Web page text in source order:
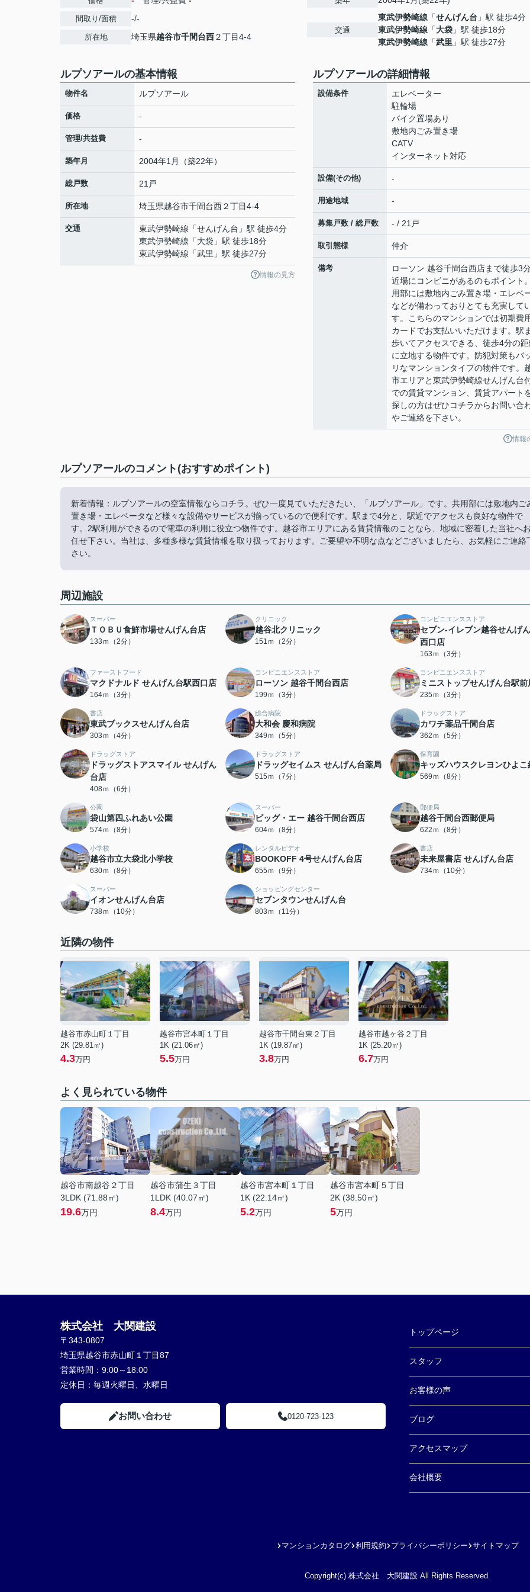
間取り/面積 -/-
所在地 埼玉県越谷市千間台西２丁目4-4
交通
東武伊勢崎線 「せんげん台 」駅 徒歩4分
東武伊勢崎線 「大袋 」駅 徒歩18分
東武伊勢崎線 「武里 」駅 徒歩27分
ルプソアールの基本情報
物件名 ルプソアール
価格 -
管理/共益費 -
築年月 2004年1月（築22年）
総戸数 21戸
所在地 埼玉県越谷市千間台西２丁目4-4
交通 東武伊勢崎線 「せんげん台 」駅 徒歩4分
東武伊勢崎線 「大袋 」駅 徒歩18分
東武伊勢崎線 「武里 」駅 徒歩27分
情報の見方
ルプソアールの詳細情報
設備条件
エレベーター
駐輪場
バイク置場あり
敷地内ごみ置き場
CATV
インターネット対応
設備(その他) -
用途地域 -
募集戸数 / 総戸数 - / 21戸
取引態様 仲介
備考
ローソン 越谷千間台西店まで徒歩3
近場にコンビニがあるのもポイント
用部には敷地内ごみ置き場・エレベ
などが備わっておりとても充実して
す。こちらのマンションでは初期費
カードでお支払いいただけます。駅
歩いてアクセスできる、徒歩4分の
に立地する物件です。防犯対策もバ
リなマンションタイプの物件です。
市エリアと東武伊勢崎線せんげん台
での賃貸マンション、賃貸アパート
探しの方はぜひコチラからお問い合
やご連絡を下さい。
情報
ルプソアールのコメント(おすすめポイント)
新着情報：ルプソアールの空室情報ならコチラ。ぜひ一度見ていただきたい、「ルプソアール」です。共用部には敷地内ご
置き場・エレベータなど様々な設備やサービスが揃っているので便利です。駅まで4分と、駅近でアクセスも良好な物件で
す。2駅利用ができるので電車の利用に役立つ物件です。越谷市エリアにある賃貸情報のことなら、地域に密着した当社へお
任せ下さい。当社は、多種多様な賃貸情報を取り扱っております。ご要望や不明な点などございましたら、お気軽にご連絡
さい。
周辺施設
スーパー
ＴＯＢＵ食鮮市場せんげん台店
133ｍ（2分）
クリニック
越谷北クリニック
151ｍ（2分）
コンビニエンスストア
セブン-イレブン越谷せんげ
西口店
163ｍ（3分）
ファーストフード
マクドナルド せんげん台駅西口店
164ｍ（3分）
コンビニエンスストア
ローソン 越谷千間台西店
199ｍ（3分）
コンビニエンスストア
ミニストップせんげん台駅前
235ｍ（3分）
書店
東武ブックスせんげん台店
303ｍ（4分）
総合病院
大和会 慶和病院
349ｍ（5分）
ドラッグストア
カワチ薬品千間台店
362ｍ（5分）
ドラッグストア
ドラッグストアスマイル せんげん
台店
408ｍ（6分）
ドラッグストア
ドラッグセイムス せんげん台薬局
515ｍ（7分）
保育園
キッズハウスクレヨンひよこ
569ｍ（8分）
公園
袋山第四ふれあい公園
574ｍ（8分）
スーパー
ビッグ・エー 越谷千間台西店
604ｍ（8分）
郵便局
越谷千間台西郵便局
622ｍ（8分）
小学校
越谷市立大袋北小学校
630ｍ（8分）
レンタルビデオ
BOOKOFF 4号せんげん台店
655ｍ（9分）
書店
未来屋書店 せんげん台店
734ｍ（10分）
スーパー
イオンせんげん台店
738ｍ（10分）
ショッピングセンター
セブンタウンせんげん台
803ｍ（11分）
近隣の物件
越谷市赤山町１丁目
2K (29.81㎡)
4.3万円
越谷市宮本町１丁目
1K (21.06㎡)
5.5万円
越谷市千間台東２丁目
1K (19.87㎡)
3.8万円
越谷市越ヶ谷２丁目
1K (25.20㎡)
6.7万円
よく見られている物件
越谷市南越谷２丁目
3LDK (71.88㎡)
19.6万円
越谷市蒲生３丁目
1LDK (40.07㎡)
8.4万円
越谷市宮本町１丁目
1K (22.14㎡)
5.2万円
越谷市宮本町５丁目
2K (38.50㎡)
5万円
株式会社 大関建設
〒343-0807
埼玉県越谷市赤山町１丁目87
営業時間： 9:00～18:00
定休日： 毎週火曜日、水曜日
お問い合わせ 0120-723-123
トップページ
スタッフ
お客様の声
ブログ
アクセスマップ
会社概要
マンションカタログ 利用規約 プライバシーポリシー サイトマップ
Copyright(c) 株式会社 大関建設 All Rights Reserved.